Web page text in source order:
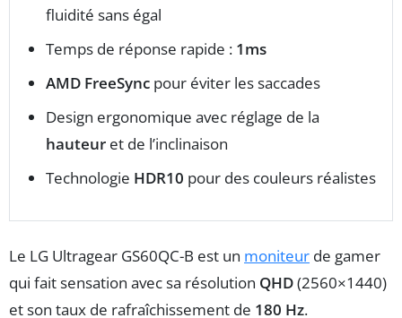
fluidité sans égal
Temps de réponse rapide : 1ms
AMD FreeSync pour éviter les saccades
Design ergonomique avec réglage de la
hauteur et de l’inclinaison
Technologie HDR10 pour des couleurs réalistes
Le LG Ultragear GS60QC-B est un moniteur de gamer
qui fait sensation avec sa résolution QHD(2560×1440)
et son taux de rafraîchissement de 180 Hz.